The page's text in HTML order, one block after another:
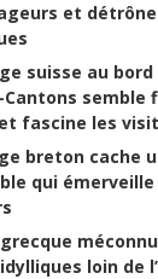
et
suisse au bord
semble
fascine les
breton cache
qui
loin de